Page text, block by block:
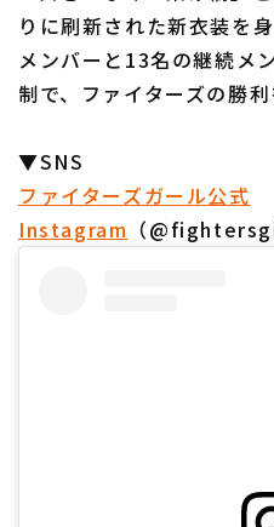
りに刷新された新衣装を
メンバーと13名の継続メ
制で、ファイターズの勝
▼SNS
ファイターズガール公式
Instagram （